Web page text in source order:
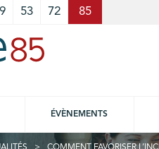
53 72 85
ÉVÈNEMENTS
COMMENT FAVORISER